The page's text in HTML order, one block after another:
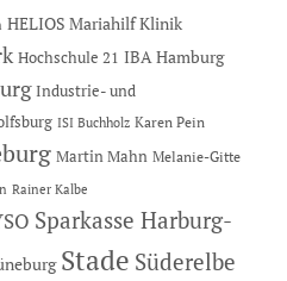
HELIOS Mariahilf Klinik
Hochschule 21 IBA Hamburg
Industrie- und
ISI Buchholz Karen Pein
Martin Mahn Melanie-Gitte
Rainer Kalbe
Sparkasse Harburg-
Stade Süderelbe